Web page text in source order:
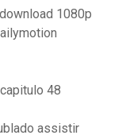
1080p
48
assistir